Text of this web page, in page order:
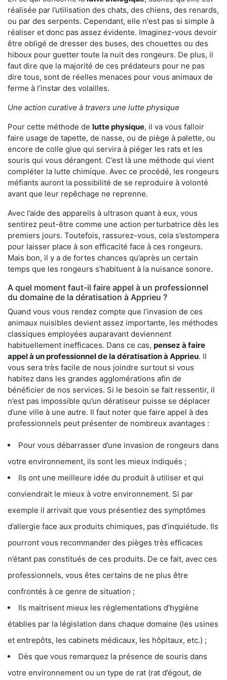
réalisée par l’utilisation des chats, des chiens, des renards,
ou par des serpents. Cependant, elle n'est pas si simple à
réaliser et donc pas assez évidente. Imaginez-vous devoir
être obligé de dresser des buses, des chouettes ou des
hiboux pour guetter toute la nuit des rongeurs. De plus, il
faut dire que la majorité de ces prédateurs pour ne pas
dire tous, sont de réelles menaces pour vous animaux de
ferme à l’instar des volailles.
Une action curative à travers une lutte physique
Pour cette méthode de lutte physique, il va vous falloir
faire usage de tapette, de nasse, ou de piège à palette, ou
encore de colle glue qui servira à piéger les rats et les
souris qui vous dérangent. C’est là une méthode qui vient
compléter la lutte chimique. Avec ce procédé, les rongeurs
méfiants auront la possibilité de se reproduire à volonté
avant que leur repêchage ne reprenne.
Avec l’aide des appareils à ultrason quant à eux, vous
sentirez peut-être comme une action perturbatrice dès les
premiers jours. Toutefois, rassurez-vous, cela s’estompera
pour laisser place à son efficacité face à ces rongeurs.
Mais bon, il y a de fortes chances qu’après un certain
temps que les rongeurs s’habituent à la nuisance sonore.
A quel moment faut-il faire appel à un professionnel
du domaine de la dératisation à Apprieu ?
Quand vous vous rendez compte que l’invasion de ces
animaux nuisibles devient assez importante, les méthodes
classiques employées auparavant deviennent
habituellement inefficaces. Dans ce cas, pensez à faire
appel à un professionnel de la dératisation à Apprieu. Il
vous sera très facile de nous joindre surtout si vous
habitez dans les grandes agglomérations afin de
bénéficier de nos services. Si le besoin se fait ressentir, il
n’est pas impossible qu’un dératiseur puisse se déplacer
d’une ville à une autre. Il faut noter que faire appel à des
professionnels peut présenter de nombreux avantages :
Pour vous débarrasser d’une invasion de rongeurs dans
votre environnement, ils sont les mieux indiqués ;
Ils ont une meilleure idée du produit à utiliser et qui
conviendrait le mieux à votre environnement. Si par
exemple il arrivait que vous présentiez des symptômes
d’allergie face aux produits chimiques, pas d’inquiétude. Ils
pourront vous recommander des pièges très efficaces
n’étant pas constitués de ces produits. De ce fait, avec ces
professionnels, vous êtes certains de ne plus être
confrontés à ce genre de situation ;
Ils maitrisent mieux les réglementations d’hygiène
établies par la législation dans chaque domaine (les usines
et entrepôts, les cabinets médicaux, les hôpitaux, etc.) ;
Dès que vous remarquez la présence de souris dans
votre environnement ou un type de rat (rat d’égout, de